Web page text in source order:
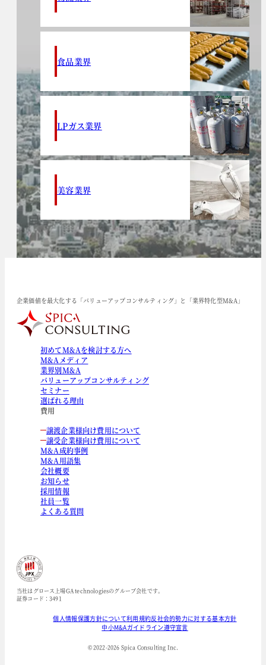
食品業界
LPガス業界
美容業界
企業価値を最大化する「バリューアップコンサルティング」と「業界特化型M&A」
初めてM&Aを検討する方へ
M&Aメディア
業界別M&A
バリューアップコンサルティング
セミナー
選ばれる理由
費用
譲渡企業様向け費用について
譲受企業様向け費用について
M&A成約事例
M&A用語集
会社概要
お知らせ
採用情報
社員一覧
よくある質問
当社はグロース上場GA technologiesのグループ会社です。
証券コード：3491
個人情報保護方針について利用規約反社会的勢力に対する基本方針
中小M&Aガイドライン遵守宣言
© 2022-2026 Spica Consulting Inc.